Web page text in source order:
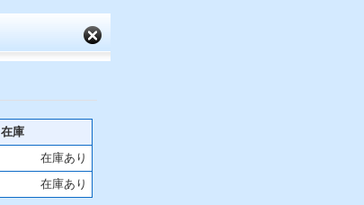
在庫
在庫あり
在庫あり